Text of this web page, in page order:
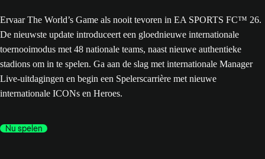
Ervaar The World’s Game als nooit tevoren in EA SPORTS FC™ 26.
De nieuwste update introduceert een gloednieuwe internationale
toernooimodus met 48 nationale teams, naast nieuwe authentieke
stadions om in te spelen. Ga aan de slag met internationale Manager
Live-uitdagingen en begin een Spelerscarrière met nieuwe
internationale ICONs en Heroes.
Nu spelen